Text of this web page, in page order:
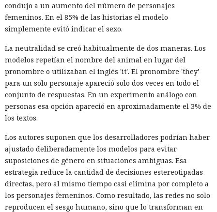
condujo a un aumento del número de personajes
femeninos. En el 85% de las historias el modelo
simplemente evitó indicar el sexo.
La neutralidad se creó habitualmente de dos maneras. Los
modelos repetían el nombre del animal en lugar del
pronombre o utilizaban el inglés 'it'. El pronombre 'they'
para un solo personaje apareció solo dos veces en todo el
conjunto de respuestas. En un experimento análogo con
personas esa opción apareció en aproximadamente el 3% de
los textos.
Los autores suponen que los desarrolladores podrían haber
ajustado deliberadamente los modelos para evitar
suposiciones de género en situaciones ambiguas. Esa
estrategia reduce la cantidad de decisiones estereotipadas
directas, pero al mismo tiempo casi elimina por completo a
los personajes femeninos. Como resultado, las redes no solo
reproducen el sesgo humano, sino que lo transforman en